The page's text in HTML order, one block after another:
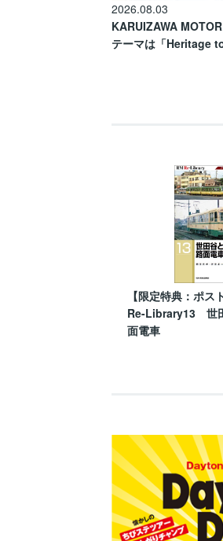
2026.08.03
KARUIZAWA
テーマは「Heritage
【限定特典：ポス
Re-Library13 世
面電車